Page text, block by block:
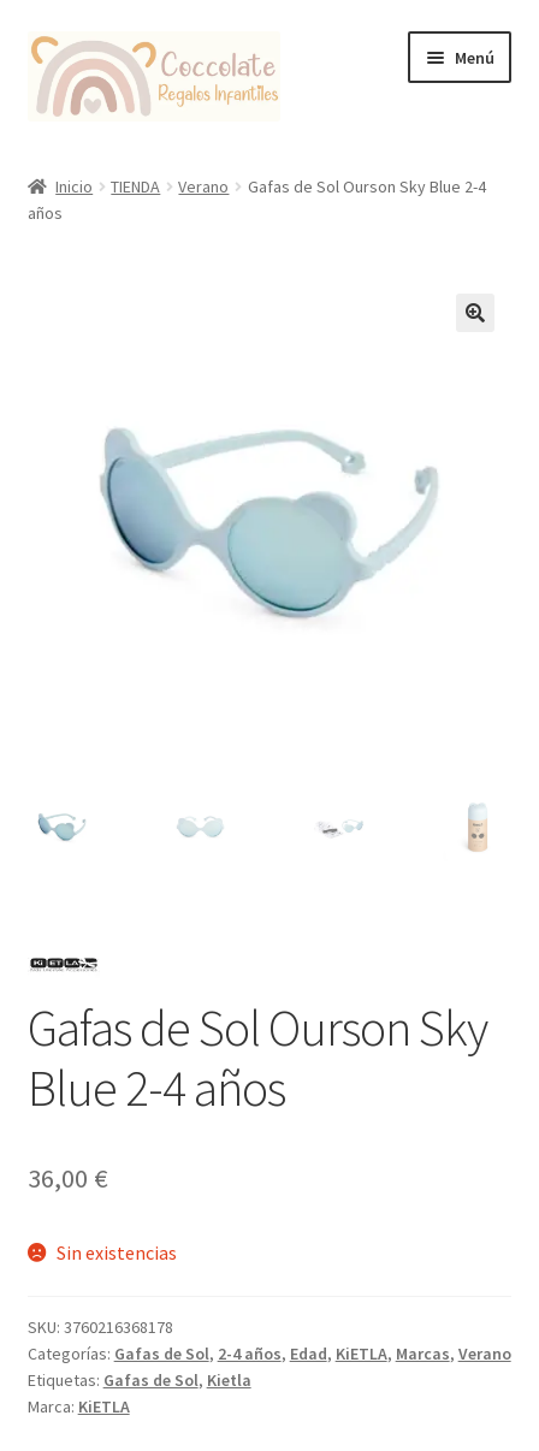
Ir
la
Ir
contenido
Menú
Coccolate Puericultura y Juguetería Educativa
Inicio TIENDA Verano
Gafas de Sol Ourson Sky Blue 2-4
años
Gafas de Sol Ourson Sky
Blue 2-4 años
36,00 €
Sin existencias
SKU: 3760216368178
Categorías: Gafas de Sol, 2-4 años, Edad, KiETLA, Marcas, Verano
Etiquetas: Gafas de Sol, Kietla
Marca: KiETLA